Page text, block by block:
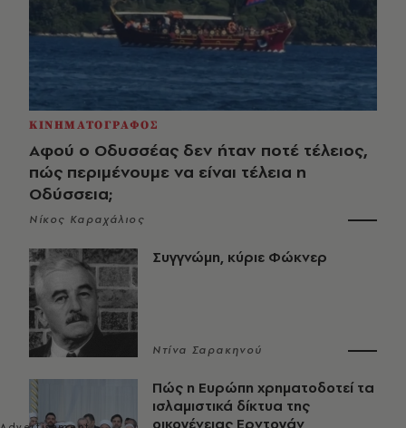
ΚΙΝΗΜΑΤΟΓΡΑΦΟΣ
Αφού ο Οδυσσέας δεν ήταν ποτέ τέλειος,
πώς περιμένουμε να είναι τέλεια η
Οδύσσεια;
Νίκος Καραχάλιος
Συγγνώμη, κύριε Φώκνερ
Ντίνα Σαρακηνού
Πώς η Ευρώπη χρηματοδοτεί τα
ισλαμιστικά δίκτυα της